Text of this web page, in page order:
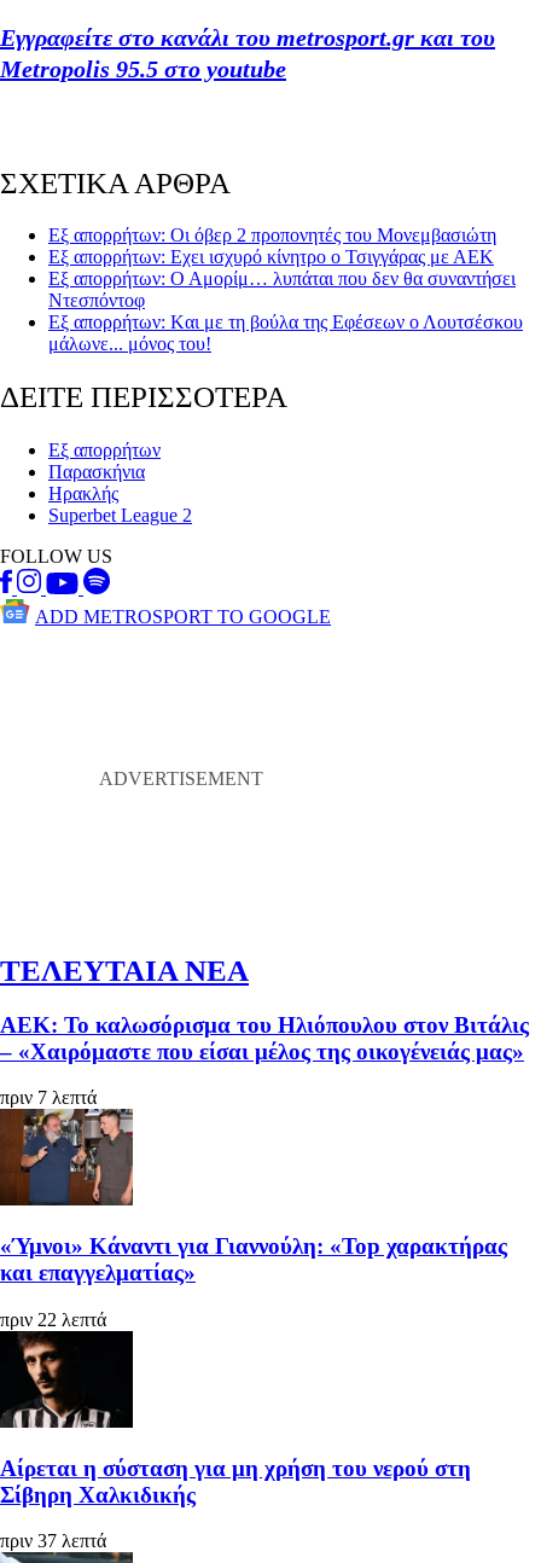
Εγγραφείτε στο κανάλι του metrosport.gr και του
Metropolis 95.5 στο youtube
ΣΧΕΤΙΚΑ ΑΡΘΡΑ
Εξ απορρήτων: Οι όβερ 2 προπονητές του Μονεμβασιώτη
Εξ απορρήτων: Εχει ισχυρό κίνητρο ο Τσιγγάρας με ΑΕΚ
Εξ απορρήτων: Ο Αμορίμ… λυπάται που δεν θα συναντήσει
Ντεσπόντοφ
Εξ απορρήτων: Kαι με τη βούλα της Εφέσεων ο Λουτσέσκου
μάλωνε... μόνος του!
ΔΕΙΤΕ ΠΕΡΙΣΣΟΤΕΡΑ
Εξ απορρήτων
Παρασκήνια
Ηρακλής
Superbet League 2
FOLLOW US
ADD METROSPORT TO GOOGLE
ΤΕΛΕΥΤΑΙΑ ΝΕΑ
ΑΕΚ: Το καλωσόρισμα του Ηλιόπουλου στον Βιτάλις
– «Χαιρόμαστε που είσαι μέλος της οικογένειάς μας»
πριν 7 λεπτά
«Ύμνοι» Κάναντι για Γιαννούλη: «Top χαρακτήρας
και επαγγελματίας»
πριν 22 λεπτά
Αίρεται η σύσταση για μη χρήση του νερού στη
Σίβηρη Χαλκιδικής
πριν 37 λεπτά